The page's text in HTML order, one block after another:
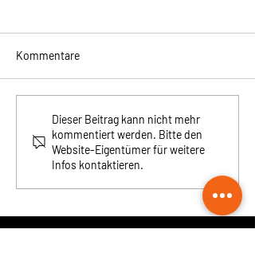
Monatsthema Mai: Am Anschlag
Kommentare
Dieser Beitrag kann nicht mehr
kommentiert werden. Bitte den
Website-Eigentümer für weitere
Infos kontaktieren.